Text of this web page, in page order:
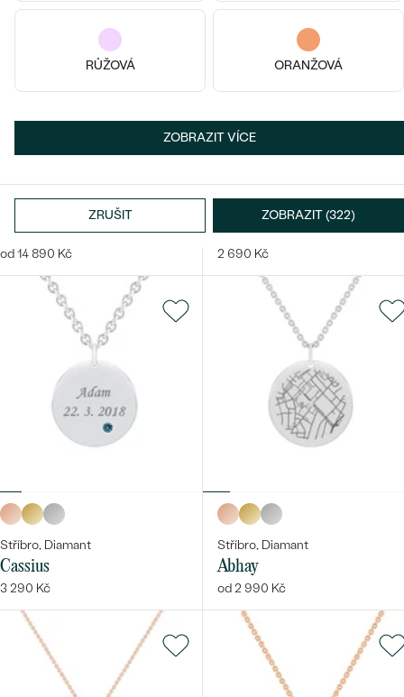
RŮŽOVÁ ORANŽOVÁ
ZOBRAZIT VÍCE
ZRUŠIT ZOBRAZIT (322)
14k bílé zlato, Diamant
Olivia
od 14 890 Kč
Pozlacené stříbro - žlutá,
Diamant
Malý princ
2 690 Kč
Stříbro, Diamant
Cassius
3 290 Kč
Stříbro, Diamant
Abhay
od 2 990 Kč